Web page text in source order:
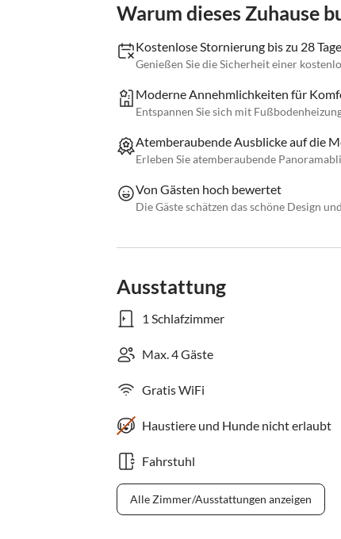
Warum dieses Zuhause
Kostenlose Stornierung bis zu 28
Genießen Sie die Sicherheit einer
Moderne Annehmlichkeiten für
Entspannen Sie sich mit
Atemberaubende Ausblicke auf die
Erleben Sie atemberaubende
Von Gästen hoch bewertet
Die Gäste schätzen das schöne Design
Ausstattung
1 Schlafzimmer
Max. 4 Gäste
Gratis WiFi
Haustiere und Hunde nicht erlaubt
Fahrstuhl
Alle Zimmer/Ausstattungen anzeigen